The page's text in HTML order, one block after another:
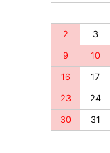
2 3
9 10
16 17
23 24
30 31